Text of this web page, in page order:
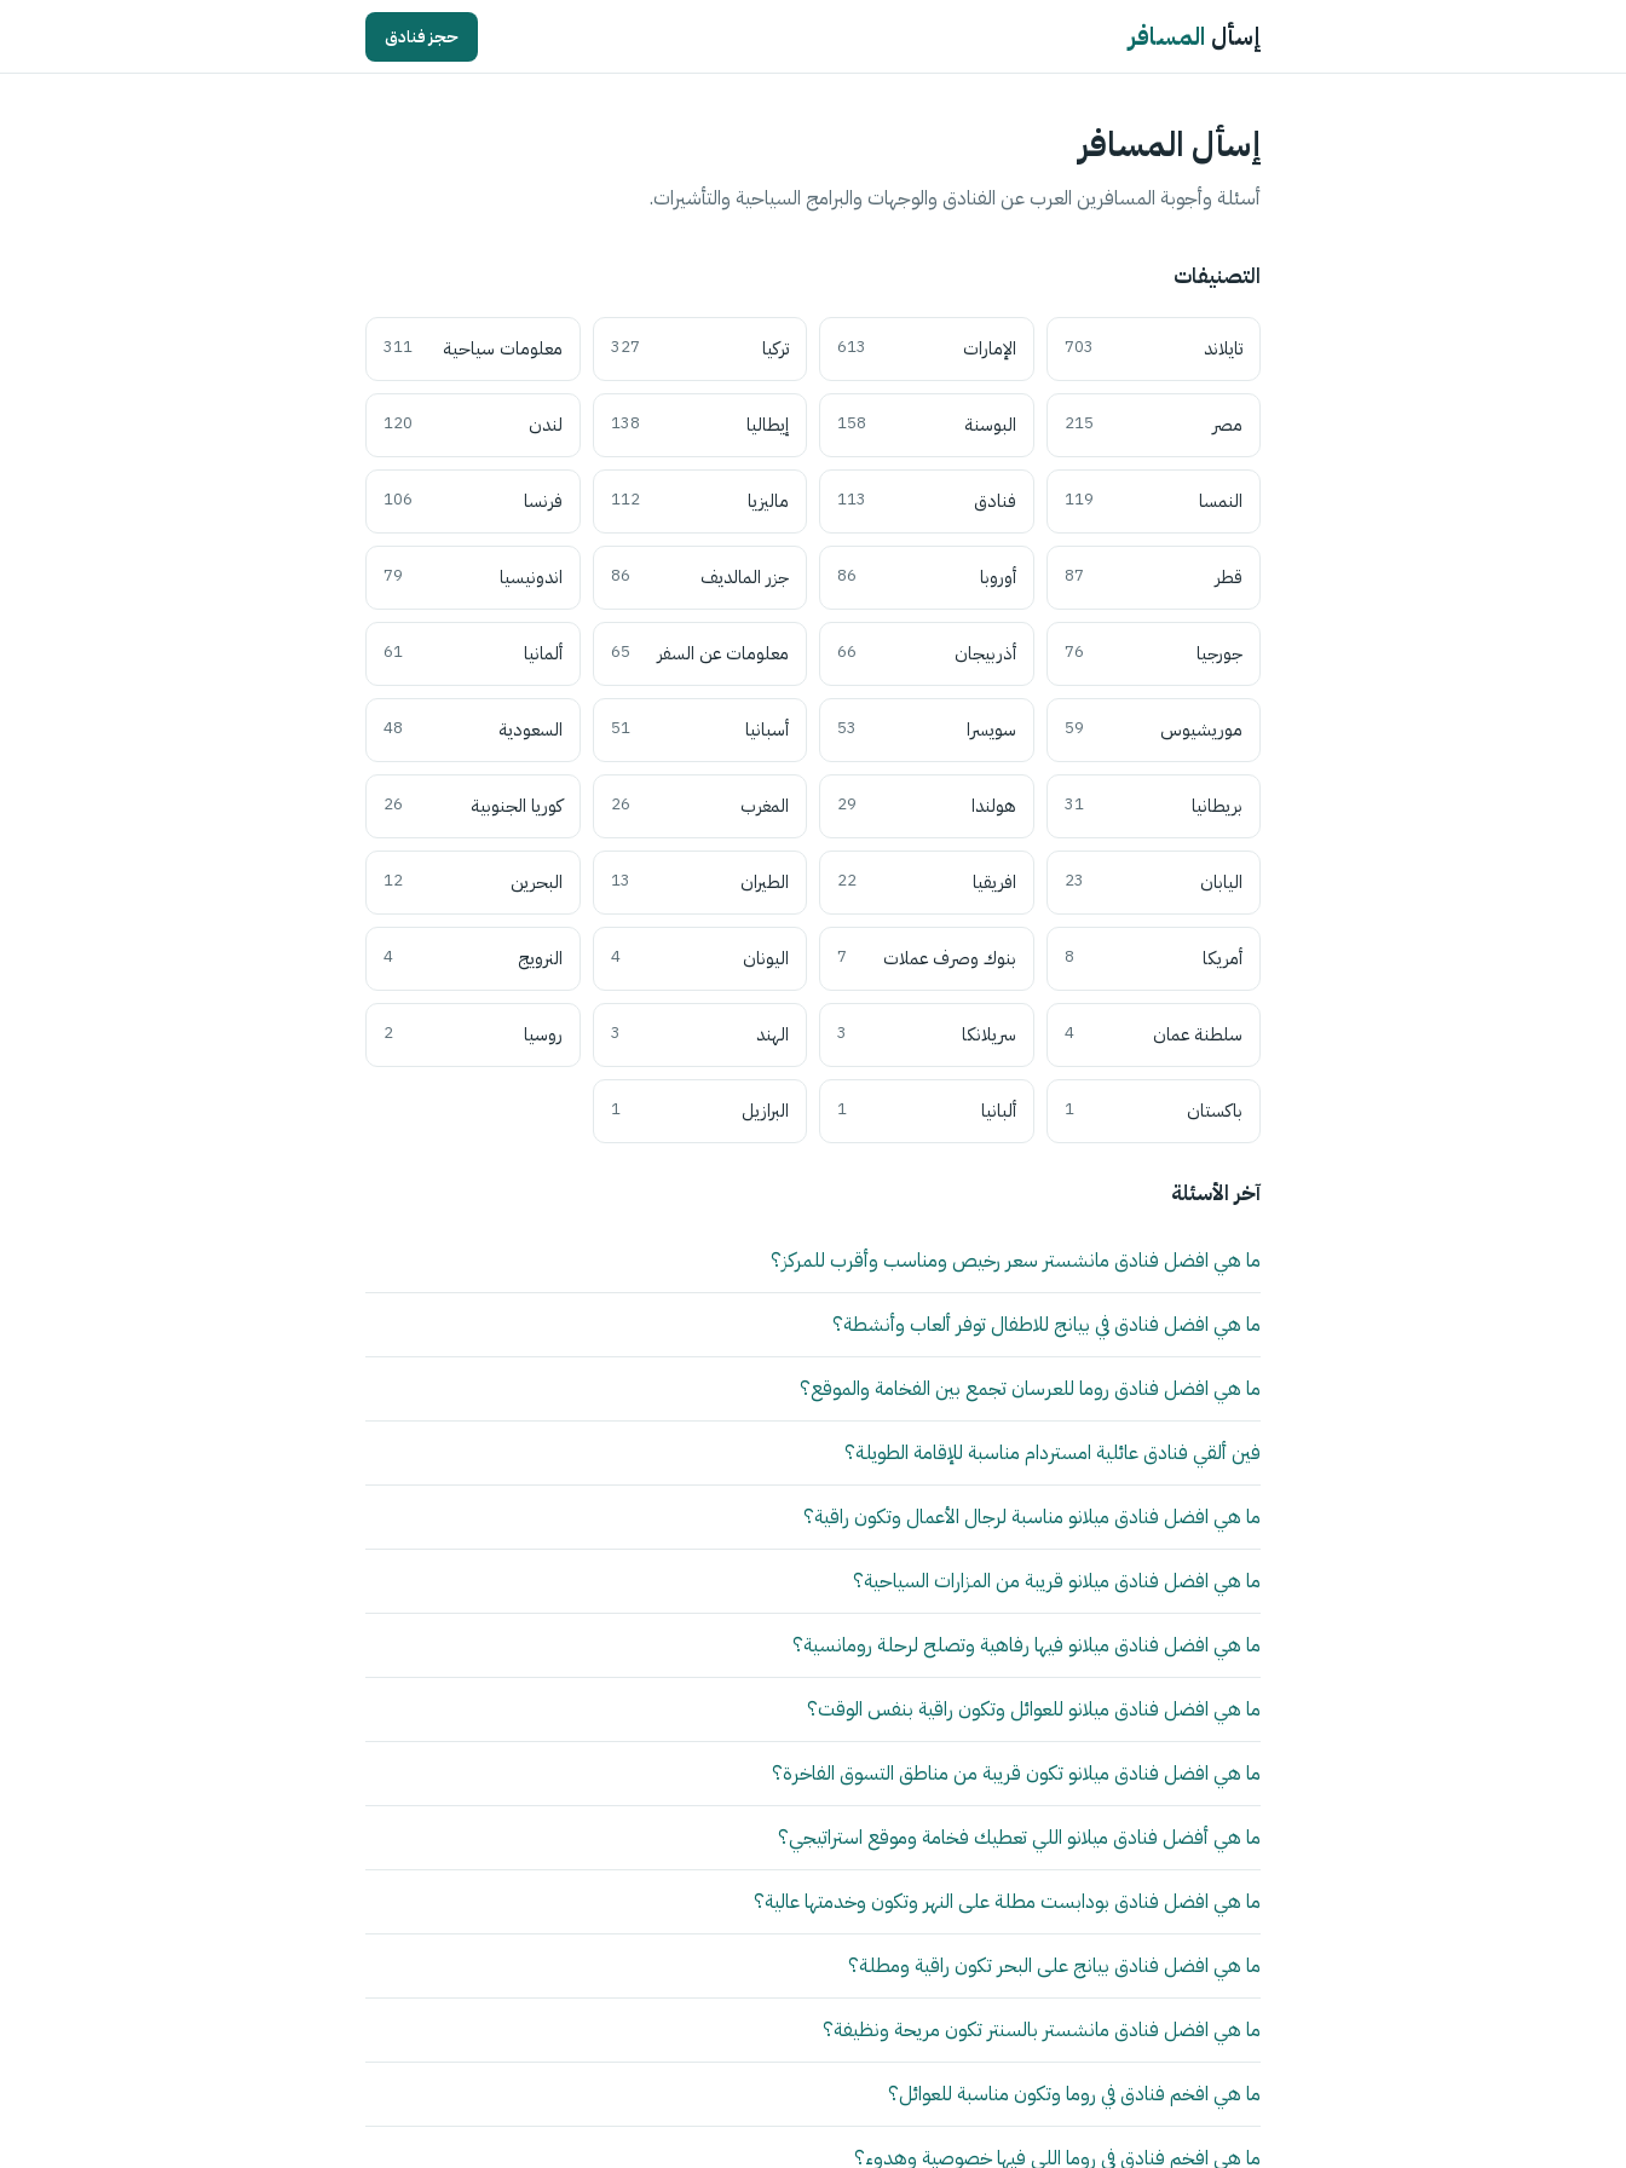
إسأل المسافر حجز فنادق
إسأل المسافر
أسئلة وأجوبة المسافرين العرب عن الفنادق والوجهات والبرامج السياحية والتأشيرات.
التصنيفات
تايلاند 703 الإمارات 613 تركيا 327 معلومات سياحية 311
مصر 215 البوسنة 158 إيطاليا 138 لندن 120
النمسا 119 فنادق 113 ماليزيا 112 فرنسا 106
قطر 87 أوروبا 86 جزر المالديف 86 اندونيسيا 79
جورجيا 76 أذربيجان 66 معلومات عن السفر 65 ألمانيا 61
موريشيوس 59 سويسرا 53 أسبانيا 51 السعودية 48
بريطانيا 31 هولندا 29 المغرب 26 كوريا الجنوبية 26
اليابان 23 افريقيا 22 الطيران 13 البحرين 12
أمريكا 8 بنوك وصرف عملات 7 اليونان 4 النرويج 4
سلطنة عمان 4 سريلانكا 3 الهند 3 روسيا 2
باكستان 1 ألبانيا 1 البرازيل 1
آخر الأسئلة
ما هي افضل فنادق مانشستر سعر رخيص ومناسب وأقرب للمركز؟
ما هي افضل فنادق في بيانج للاطفال توفر ألعاب وأنشطة؟
ما هي افضل فنادق روما للعرسان تجمع بين الفخامة والموقع؟
فين ألقي فنادق عائلية امستردام مناسبة للإقامة الطويلة؟
ما هي افضل فنادق ميلانو مناسبة لرجال الأعمال وتكون راقية؟
ما هي افضل فنادق ميلانو قريبة من المزارات السياحية؟
ما هي افضل فنادق ميلانو فيها رفاهية وتصلح لرحلة رومانسية؟
ما هي افضل فنادق ميلانو للعوائل وتكون راقية بنفس الوقت؟
ما هي افضل فنادق ميلانو تكون قريبة من مناطق التسوق الفاخرة؟
ما هي أفضل فنادق ميلانو اللي تعطيك فخامة وموقع استراتيجي؟
ما هي افضل فنادق بودابست مطلة على النهر وتكون وخدمتها عالية؟
ما هي افضل فنادق بيانج على البحر تكون راقية ومطلة؟
ما هي افضل فنادق مانشستر بالسنتر تكون مريحة ونظيفة؟
ما هي افخم فنادق في روما وتكون مناسبة للعوائل؟
ما هي افخم فنادق في روما اللي فيها خصوصية وهدوء؟